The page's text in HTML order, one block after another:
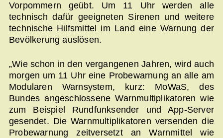
Vorpommern geübt. Um 11 Uhr werden alle
technisch dafür geeigneten Sirenen und weitere
technische Hilfsmittel im Land eine Warnung der
Bevölkerung auslösen.
„Wie schon in den vergangenen Jahren, wird auch
morgen um 11 Uhr eine Probewarnung an alle am
Modularen Warnsystem, kurz: MoWaS, des
Bundes angeschlossene Warnmultiplikatoren wie
zum Beispiel Rundfunksender und App-Server
gesendet. Die Warnmultiplikatoren versenden die
Probewarnung zeitversetzt an Warnmittel wie